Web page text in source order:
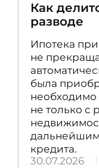
Как
разводе
Ипотека
не
была
не только с
кредита.
30.07.2026